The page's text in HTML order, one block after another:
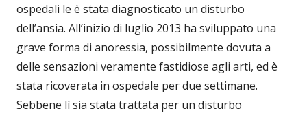
ospedali le è stata diagnosticato un disturbo
dell’ansia. All’inizio di luglio 2013 ha sviluppato una
grave forma di anoressia, possibilmente dovuta a
delle sensazioni veramente fastidiose agli arti, ed è
stata ricoverata in ospedale per due settimane.
Sebbene lì sia stata trattata per un disturbo